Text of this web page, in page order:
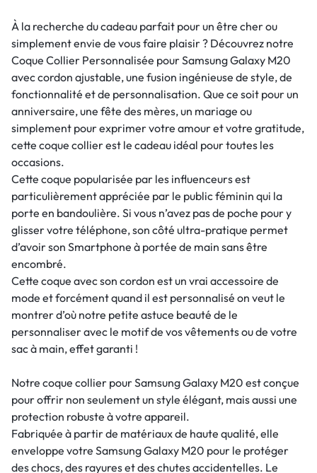
À la recherche du cadeau parfait pour un être cher ou
simplement envie de vous faire plaisir ? Découvrez notre
Coque Collier Personnalisée pour Samsung Galaxy M20
avec cordon ajustable, une fusion ingénieuse de style, de
fonctionnalité et de personnalisation. Que ce soit pour un
anniversaire, une fête des mères, un mariage ou
simplement pour exprimer votre amour et votre gratitude,
cette coque collier est le cadeau idéal pour toutes les
occasions.
Cette coque popularisée par les influenceurs est
particulièrement appréciée par le public féminin qui la
porte en bandoulière. Si vous n’avez pas de poche pour y
glisser votre téléphone, son côté ultra-pratique permet
d’avoir son Smartphone à portée de main sans être
encombré.
Cette coque avec son cordon est un vrai accessoire de
mode et forcément quand il est personnalisé on veut le
montrer d’où notre petite astuce beauté de le
personnaliser avec le motif de vos vêtements ou de votre
sac à main, effet garanti !
Notre coque collier pour Samsung Galaxy M20 est conçue
pour offrir non seulement un style élégant, mais aussi une
protection robuste à votre appareil.
Fabriquée à partir de matériaux de haute qualité, elle
enveloppe votre Samsung Galaxy M20 pour le protéger
des chocs, des rayures et des chutes accidentelles. Le